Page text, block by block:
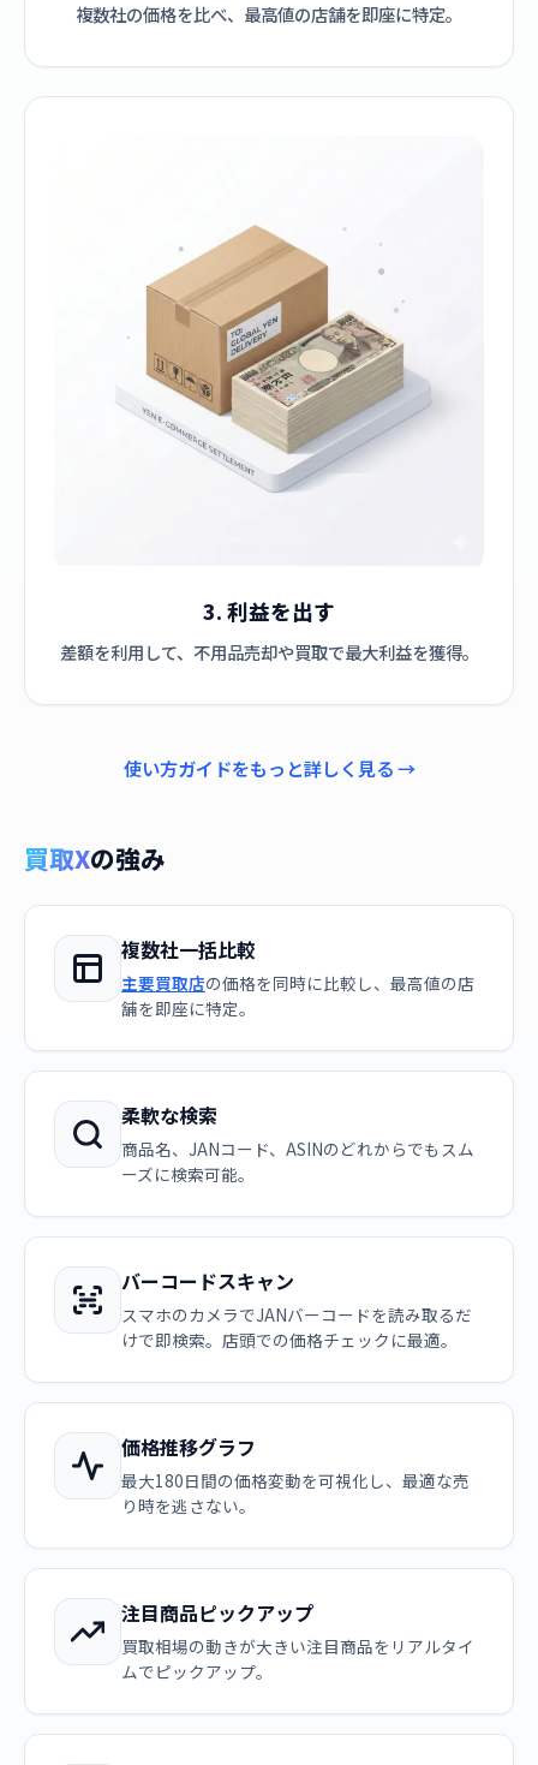
複数社の価格を比べ、最高値の店舗を即座に特定。
3. 利益を出す
差額を利用して、不用品売却や買取で最大利益を獲得。
使い方ガイドをもっと詳しく見る →
買取Xの強み
複数社一括比較
主要買取店の価格を同時に比較し、最高値の店
舗を即座に特定。
柔軟な検索
商品名、JANコード、ASINのどれからでもスム
ーズに検索可能。
バーコードスキャン
スマホのカメラでJANバーコードを読み取るだ
けで即検索。店頭での価格チェックに最適。
価格推移グラフ
最大180日間の価格変動を可視化し、最適な売
り時を逃さない。
注目商品ピックアップ
買取相場の動きが大きい注目商品をリアルタイ
ムでピックアップ。